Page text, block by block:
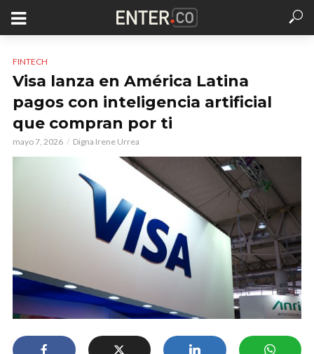
FINTECH
Visa lanza en América Latina
pagos con inteligencia artificial
que compran por ti
mayo 7, 2026 Digna Irene Urrea